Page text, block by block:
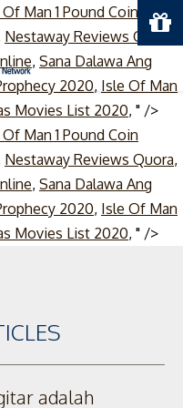
Man 1 Pound Coin
Nestaway Reviews Quora
, Sana Dalawa Ang
2020, Isle Of Man
Movies List 2020, " />
Man 1 Pound Coin
Nestaway Reviews Quora,
, Sana Dalawa Ang
2020, Isle Of Man
Movies List 2020, " />
adalah